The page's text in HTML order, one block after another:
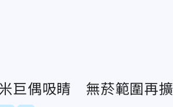
巨偶吸睛 無菸範圍再